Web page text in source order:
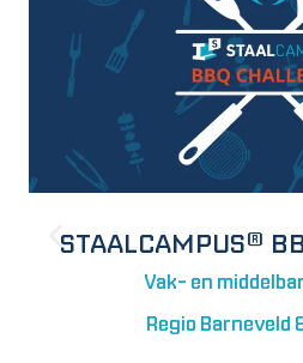
STAALCAMPUS®
Vak- en
Regio Barneveld